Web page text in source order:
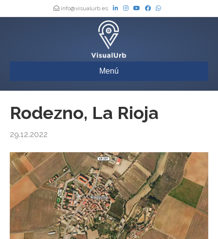
info@visualurb.es
Menú
Rodezno, La Rioja
29.12.2022